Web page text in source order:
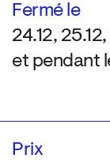
Fermé le
24.12, 25.12,
et pendant
Prix